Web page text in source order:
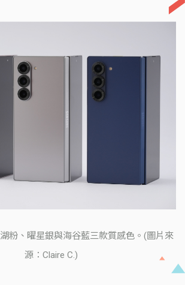
粉、曜星銀與海谷藍三款質感色。(圖片來
源：Claire C.)